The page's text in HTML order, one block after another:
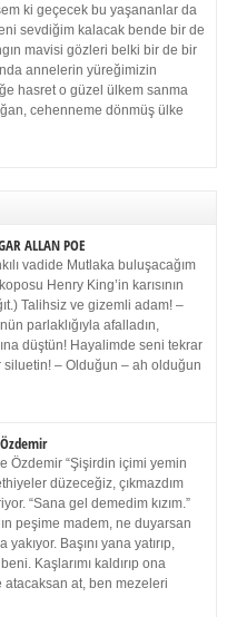
ki geçecek bu yaşananlar da
sevdiğim kalacak bende bir de
mavisi gözleri belki bir de bir
annelerin yüreğimizin
hasret o güzel ülkem sanma
cehenneme dönmüş ülke
ALLAN POE
vadide Mutlaka buluşacağım
Henry King’in karısının
Talihsiz ve gizemli adam! –
parlaklığıyla afalladın,
düştün! Hayalimde seni tekrar
– Olduğun – ah olduğun
Özdemir “Şişirdin içimi yemin
düzeceğiz, çıkmazdım
“Sana gel demedim kızım.”
peşime madem, ne duyarsan
Başını yana yatırıp,
Kaşlarımı kaldırıp ona
atacaksan at, ben mezeleri